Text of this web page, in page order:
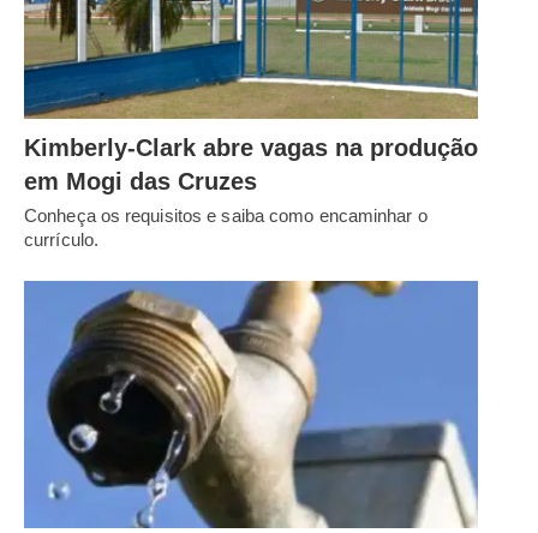
Kimberly-Clark abre vagas na produção
em Mogi das Cruzes
Conheça os requisitos e saiba como encaminhar o
currículo.